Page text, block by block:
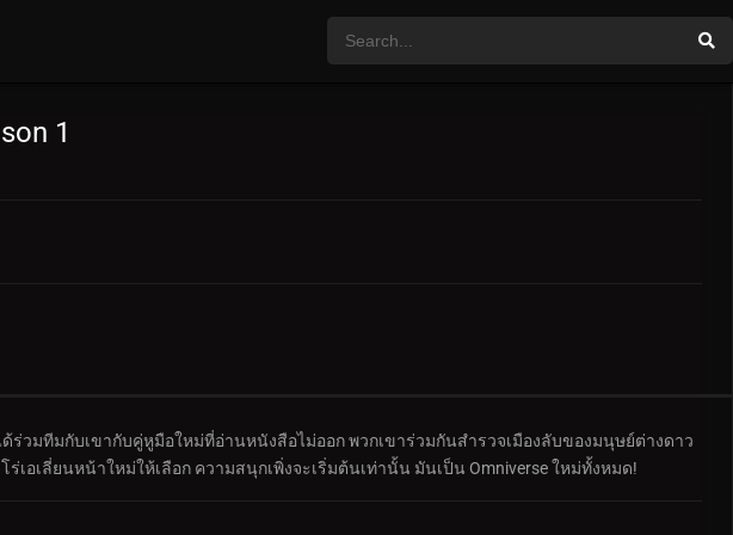
1
วมทีมกับเขากับคู่หูมือใหม่ที่อ่านหนังสือไม่ออก พวกเขาร่วมกันสำรวจเมืองลับของมนุษย์ต่างดาว
อเลี่ยนหน้าใหม่ให้เลือก ความสนุกเพิ่งจะเริ่มต้นเท่านั้น มันเป็น Omniverse ใหม่ทั้งหมด!